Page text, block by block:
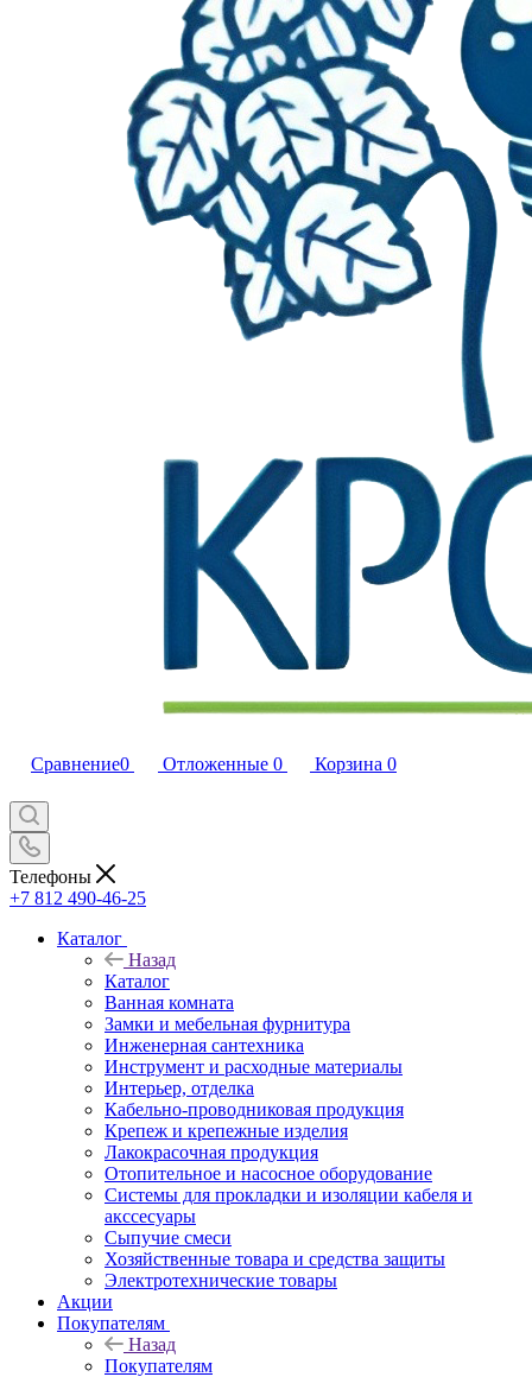
Сравнение0 Отложенные 0 Корзина 0
Телефоны
+7 812 490-46-25
Каталог
Назад
Каталог
Ванная комната
Замки и мебельная фурнитура
Инженерная сантехника
Инструмент и расходные материалы
Интерьер, отделка
Кабельно-проводниковая продукция
Крепеж и крепежные изделия
Лакокрасочная продукция
Отопительное и насосное оборудование
Системы для прокладки и изоляции кабеля и
акссесуары
Сыпучие смеси
Хозяйственные товара и средства защиты
Электротехнические товары
Акции
Покупателям
Назад
Покупателям